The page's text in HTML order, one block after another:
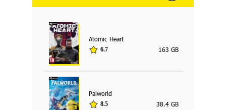
Atomic Heart
6.7 163 GB
Palworld
8.5 38.4 GB